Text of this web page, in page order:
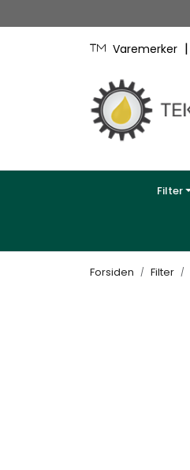
Varemerker |
Filter
Forsiden Filter